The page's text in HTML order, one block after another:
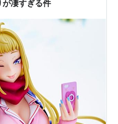
が凄すぎる件